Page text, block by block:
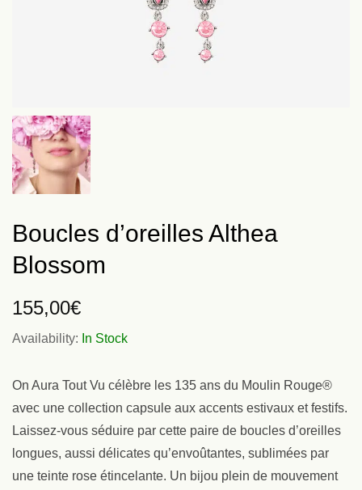
Boucles d’oreilles Althea
Blossom
155,00€
Availability: In Stock
On Aura Tout Vu célèbre les 135 ans du Moulin Rouge®
avec une collection capsule aux accents estivaux et festifs.
Laissez-vous séduire par cette paire de boucles d’oreilles
longues, aussi délicates qu’envoûtantes, sublimées par
une teinte rose étincelante. Un bijou plein de mouvement